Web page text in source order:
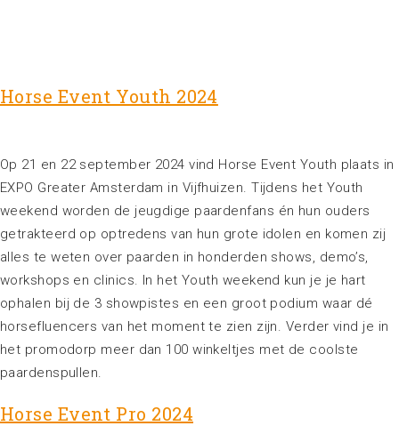
Horse Event Youth 2024
Op 21 en 22 september 2024 vind Horse Event Youth plaats in
EXPO Greater Amsterdam in Vijfhuizen. Tijdens het Youth
weekend worden de jeugdige paardenfans én hun ouders
getrakteerd op optredens van hun grote idolen en komen zij
alles te weten over paarden in honderden shows, demo’s,
workshops en clinics. In het Youth weekend kun je je hart
ophalen bij de 3 showpistes en een groot podium waar dé
horsefluencers van het moment te zien zijn. Verder vind je in
het promodorp meer dan 100 winkeltjes met de coolste
paardenspullen.
Horse Event Pro 2024